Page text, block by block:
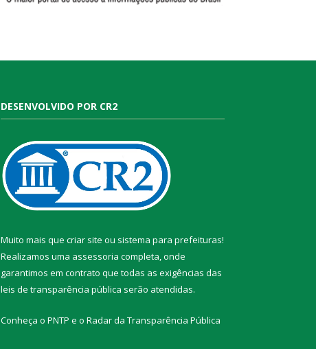
DESENVOLVIDO POR CR2
Muito mais que criar site ou sistema para prefeituras!
Realizamos uma assessoria completa, onde
garantimos em contrato que todas as exigências das
leis de transparência pública serão atendidas.
Conheça o PNTP e o Radar da Transparência Pública